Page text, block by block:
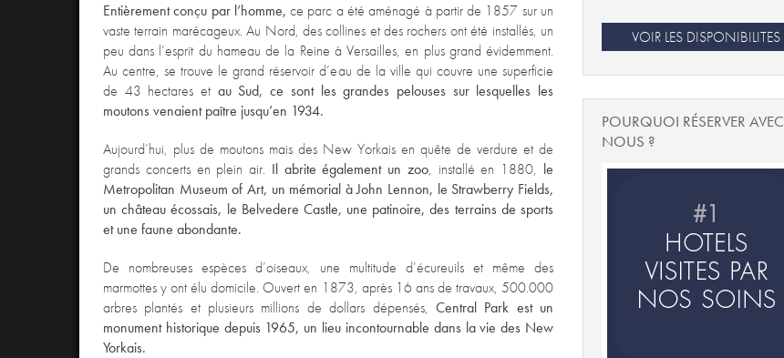
Entièrement conçu par l’homme, ce parc a été aménagé à partir de 1857 sur un
vaste terrain marécageux. Au Nord, des collines et des rochers ont été installés, un
peu dans l’esprit du hameau de la Reine à Versailles, en plus grand évidemment.
Au centre, se trouve le grand réservoir d’eau de la ville qui couvre une superficie
de 43 hectares et au Sud, ce sont les grandes pelouses sur lesquelles les
moutons venaient paître jusqu’en 1934.
Aujourd’hui, plus de moutons mais des New Yorkais en quête de verdure et de
grands concerts en plein air. Il abrite également un zoo, installé en 1880, le
Metropolitan Museum of Art, un mémorial à John Lennon, le Strawberry Fields,
un château écossais, le Belvedere Castle, une patinoire, des terrains de sports
et une faune abondante.
De nombreuses espèces d’oiseaux, une multitude d’écureuils et même des
marmottes y ont élu domicile. Ouvert en 1873, après 16 ans de travaux, 500.000
arbres plantés et plusieurs millions de dollars dépensés, Central Park est un
monument historique depuis 1965, un lieu incontournable dans la vie des New
Yorkais.
VOIR LES DISPONIBILITES
POURQUOI RÉSERVER AVEC
NOUS ?